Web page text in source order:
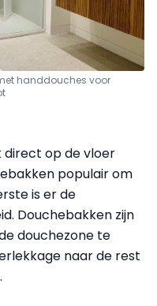
handdouches voor
direct op de vloer
populair om
is er de
Douchebakken zijn
douchezone te
naar de rest